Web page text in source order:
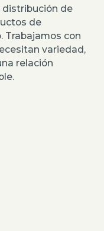
distribución de
de
Trabajamos con
variedad,
relación